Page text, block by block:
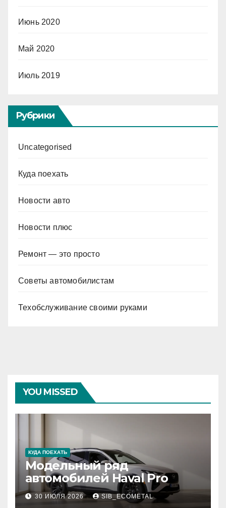
Июнь 2020
Май 2020
Июль 2019
Рубрики
Uncategorised
Куда поехать
Новости авто
Новости плюс
Ремонт — это просто
Советы автомобилистам
Техобслуживание своими руками
YOU MISSED
КУДА ПОЕХАТЬ
Модельный ряд
автомобилей Haval Pro
30 ИЮЛЯ 2026 SIB_ECOMETAL